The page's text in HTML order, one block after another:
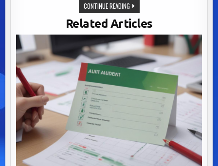
CONTINUE READINGCMS
FÜR
ESG-
ANFORDERUNGEN
–
MIT
CHECKLISTE
ZUM
DOWNLOAD
Related Articles